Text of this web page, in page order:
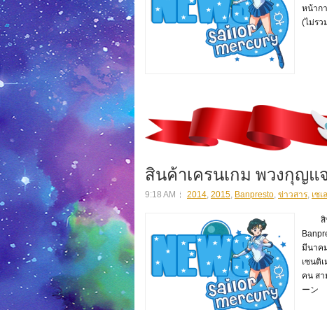
หน้าก
(ไม่ร
สินค้าเครนเกม พวงกุญแจ
9:18 AM 2014, 2015, Banpresto, ข่าวสาร, เซ
สินค้
มีนาค
เซนติ
คน สา
ーン